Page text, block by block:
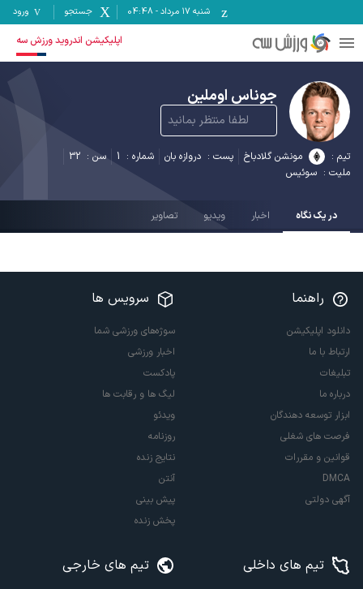
شنبه ۱۷ مرداد -
04:48 جستجو ورود
اپلیکیشن اندروید ورزش سه
جوناس اوملین
لطفا منتظر بمانید
تیم : مونشن گلادباخ پست : دروازه بان شماره : 1 سن : 32
ملیت : سوئیس 1 در یک نگاه اخبار ویدیو تصاویر
راهنما
دانلود اپلیکیشن
ارتباط با ما
تبلیغات
درباره ما
ابزار توسعه دهندگان
فرصت های شغلی
قوانین و مقررات
DMCA
آگهی دولتی
سرویس ها
سوژه‌های ورزشی شما
اخبار ورزشی
پادکست
لیگ ها و رقابت ها
ویدئو
روزنامه
نتایج زنده
آنتن
پیش بینی
پخش زنده
تیم های داخلی تیم های خارجی